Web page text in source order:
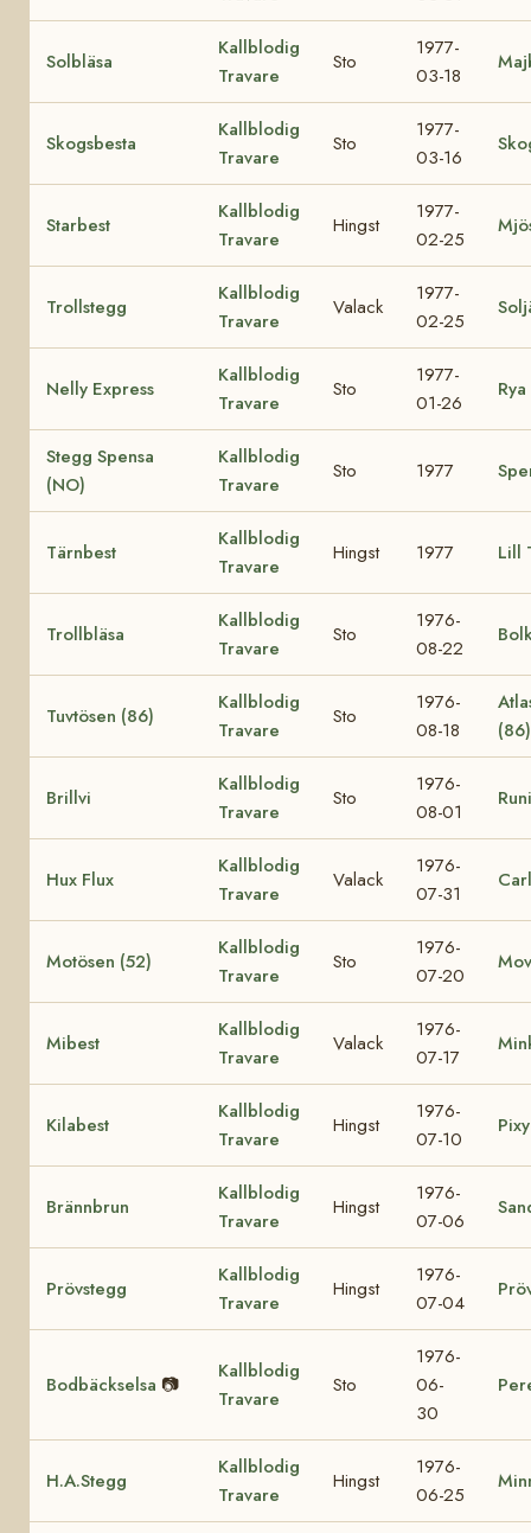
Solbläsa
Kallblodig
Travare
Sto
1977-
03-18
Skogsbesta
Kallblodig
Travare
Sto
1977-
03-16
Starbest
Kallblodig
Travare
Hingst
1977-
02-25
Trollstegg
Kallblodig
Travare
Valack
1977-
02-25
Nelly Express
Kallblodig
Travare
Sto
1977-
01-26
Stegg Spensa
(NO)
Kallblodig
Travare
Sto 1977
Tärnbest
Kallblodig
Travare
Hingst 1977 Lill
Trollbläsa
Kallblodig
Travare
Sto
1976-
08-22
Tuvtösen (86)
Kallblodig
Travare
Sto
1976-
08-18
Brillvi
Kallblodig
Travare
Sto
1976-
08-01
Hux Flux
Kallblodig
Travare
Valack
1976-
07-31
Motösen (52)
Kallblodig
Travare
Sto
1976-
07-20
Mibest
Kallblodig
Travare
Valack
1976-
07-17
Kilabest
Kallblodig
Travare
Hingst
1976-
07-10
Pixy
Brännbrun
Kallblodig
Travare
Hingst
1976-
07-06
Prövstegg
Kallblodig
Travare
Hingst
1976-
07-04
Bodbäckselsa 📷
Kallblodig
Travare
Sto
1976-
06-
30
H.A.Stegg
Kallblodig
Travare
Hingst
1976-
06-25